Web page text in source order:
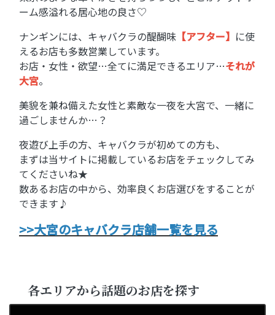
ーム感溢れる居心地の良さ♡
ナンギンには、キャバクラの醍醐味 【アフター】 に使
えるお店も多数営業しています。
お店・女性・欲望…全てに満足できるエリア…それが
大宮。
美貌を兼ね備えた女性と素敵な一夜を大宮で、一緒に
過ごしませんか…？
夜遊び上手の方、キャバクラが初めての方も、
まずは当サイトに掲載しているお店をチェックしてみ
てくださいね★
数あるお店の中から、効率良くお店選びをすることが
できます♪
>>大宮のキャバクラ店舗一覧を見る
各エリアから話題のお店を探す